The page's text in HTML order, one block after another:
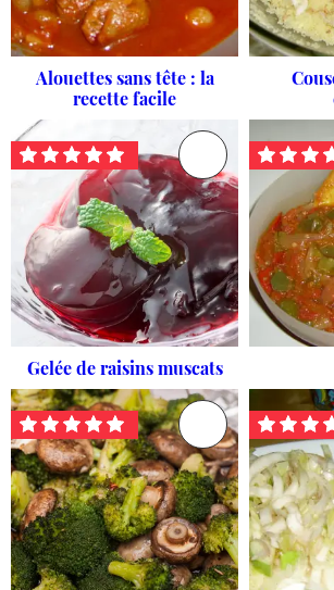
Alouettes sans tête : la
recette facile
Gelée de raisins muscats